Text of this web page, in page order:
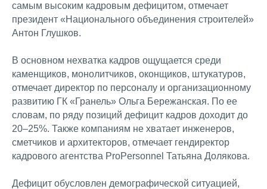
самым высоким кадровым дефицитом, отмечает
президент «Национального объединения строителей»
Антон Глушков.
В основном нехватка кадров ощущается среди
каменщиков, монолитчиков, оконщиков, штукатуров,
отмечает директор по персоналу и организационному
развитию ГК «Гранель» Ольга Бережанская. По ее
словам, по ряду позиций дефицит кадров доходит до
20–25%. Также компаниям не хватает инженеров,
сметчиков и архитекторов, отмечает гендиректор
кадрового агентства ProPersonnel Татьяна Долякова.
Дефицит обусловлен демографической ситуацией,